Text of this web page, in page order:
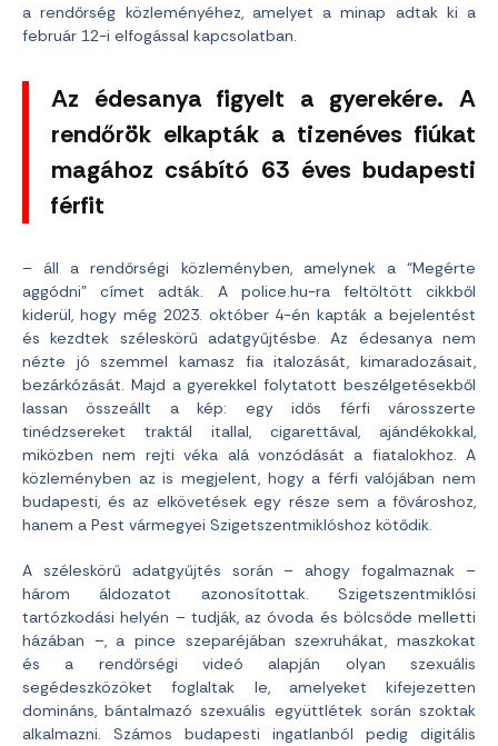
a rendőrség közleményéhez, amelyet a minap adtak ki a
február 12-i elfogással kapcsolatban.
Az édesanya figyelt a gyerekére. A
rendőrök elkapták a tizenéves fiúkat
magához csábító 63 éves budapesti
férfit
– áll a rendőrségi közleményben, amelynek a “Megérte
aggódni” címet adták. A police.hu-ra feltöltött cikkből
kiderül, hogy még 2023. október 4-én kapták a bejelentést
és kezdtek széleskörű adatgyűjtésbe. Az édesanya nem
nézte jó szemmel kamasz fia italozását, kimaradozásait,
bezárkózását. Majd a gyerekkel folytatott beszélgetésekből
lassan összeállt a kép: egy idős férfi városszerte
tinédzsereket traktál itallal, cigarettával, ajándékokkal,
miközben nem rejti véka alá vonzódását a fiatalokhoz. A
közleményben az is megjelent, hogy a férfi valójában nem
budapesti, és az elkövetések egy része sem a fővároshoz,
hanem a Pest vármegyei Szigetszentmiklóshoz kötődik.
A széleskörű adatgyűjtés során – ahogy fogalmaznak –
három áldozatot azonosítottak. Szigetszentmiklósi
tartózkodási helyén – tudják, az óvoda és bölcsőde melletti
házában –, a pince szeparéjában szexruhákat, maszkokat
és a rendőrségi videó alapján olyan szexuális
segédeszközöket foglaltak le, amelyeket kifejezetten
domináns, bántalmazó szexuális együttlétek során szoktak
alkalmazni. Számos budapesti ingatlanból pedig digitális